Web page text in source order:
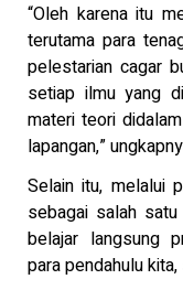
“Oleh karena itu
terutama para
pelestarian cagar
setiap ilmu yang
materi teori
lapangan,”
Selain itu, melalui
sebagai salah
belajar langsung
para pendahulu